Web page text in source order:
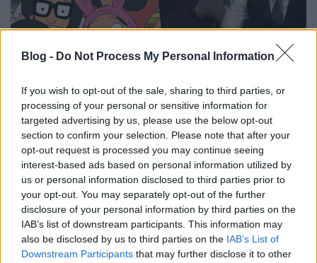
Blog - Do Not Process My Personal Information
If you wish to opt-out of the sale, sharing to third parties, or
processing of your personal or sensitive information for
targeted advertising by us, please use the below opt-out
section to confirm your selection. Please note that after your
opt-out request is processed you may continue seeing
interest-based ads based on personal information utilized by
us or personal information disclosed to third parties prior to
your opt-out. You may separately opt-out of the further
disclosure of your personal information by third parties on the
IAB’s list of downstream participants. This information may
also be disclosed by us to third parties on the IAB’s List of
Downstream Participants that may further disclose it to other
A FOX+ kínálatában megtalálható sorozatok és
évadok:
The Walking Dead (1-7. évad), Így jártam anyátokkal
(1-9.), Outcast (1.), Légió (1.), Wayward Pines (1-2.),
Da Vinci démonai (1-3.), 11.22.63 (1.), Empire (1-3.),
Atlanta (1.), Dr. Chance (1.), Az Álmosvölgy legendája
(1-4.), X-akták (1-10.), Amerikai Horror Story (1-5.),
Foglalkozásuk: Amerikai (1-3.), Dr. Csont (1-8.),
Amerikai fater (1-13.), Különvélemény (1.), 24 (1-10.),
Homeland - A belső ellenség (1-3.), Family Guy (1-